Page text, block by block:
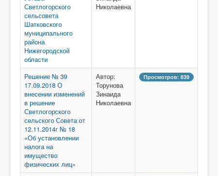
Светлогорского
сельсовета
Шатковского
муниципального
района
Нижегородской
области
Николаевна
Решение № 39
17.09.2018 О
внесении изменений
в решение
Светлогорского
сельского Совета от
12.11.2014г № 18
«Об установлении
налога на
имущество
физических лиц»
Автор:
Торунова
Зинаида
Николаевна
Просмотров: 839